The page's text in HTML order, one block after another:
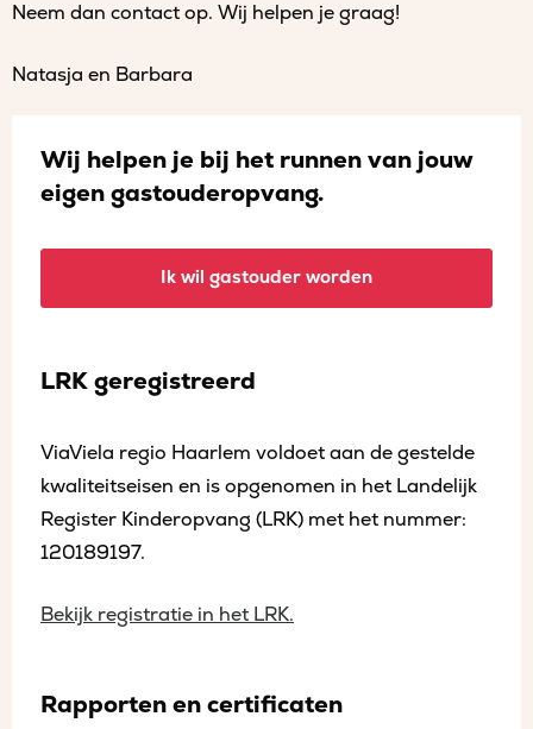
Neem dan contact op. Wij helpen je graag!
Natasja en Barbara
Wij helpen je bij het runnen van jouw
eigen gastouderopvang.
Ik wil gastouder worden
LRK geregistreerd
ViaViela regio Haarlem voldoet aan de gestelde
kwaliteitseisen en is opgenomen in het Landelijk
Register Kinderopvang (LRK) met het nummer:
120189197.
Bekijk registratie in het LRK.
Rapporten en certificaten